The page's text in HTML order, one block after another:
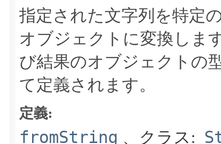
指定された文字列を特定
オブジェクトに変換しま
び結果のオブジェクトの
て定義されます。
定義:
fromString 、クラス: